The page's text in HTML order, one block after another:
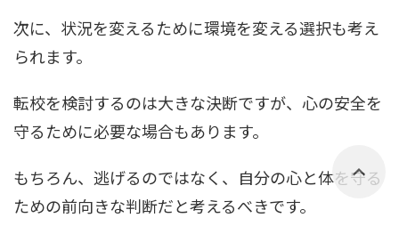
次に、状況を変えるために環境を変える選択も考え
られます。
転校を検討するのは大きな決断ですが、心の安全を
守るために必要な場合もあります。
もちろん、逃げるのではなく、自分の心と体を守る
ための前向きな判断だと考えるべきです。